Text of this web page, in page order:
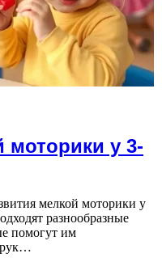
моторики у 3-
мелкой моторики у
разнообразные
помогут им
рук…